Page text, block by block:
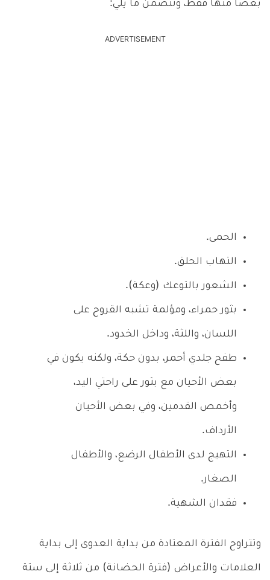
بعضاً منها فقط، وتتضمن ما يلي:
ADVERTISEMENT
الحمى.
التهاب الحلق.
الشعور بالتوعك (وعكة).
بثور حمراء، ومؤلمة تشبه القروح على
اللسان، واللثة، وداخل الخدود.
طفح جلدي أحمر، بدون حكة، ولكنه يكون في
بعض الأحيان مع بثور على راحتي اليد،
وأخمص القدمين، وفي بعض الأحيان
الأرداف.
التهيج لدى الأطفال الرضع، والأطفال
الصغار.
فقدان الشهية.
وتتراوح الفترة المعتادة من بداية العدوى إلى بداية
العلامات والأعراض (فترة الحضانة) من ثلاثة إلى ستة